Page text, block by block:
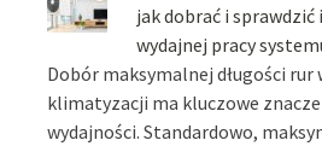
jak dobrać i
wydajnej pracy
Dobór maksymalnej długości rur
klimatyzacji ma kluczowe
wydajności. Standardowo,